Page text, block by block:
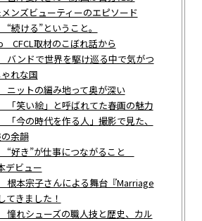
ンズビューティーのエピソード
ける”ということ。
取材のこぼれ話から
ンドで世界を駆け巡る中で気がつ
れな国
ットの編み地って奥が深い
笑い絵」と呼ばれてた春画の魅力
今の時代を作る人」撮影で見た、
余韻
好き”が仕事につながること
デビュー
本宗子さんによる舞台『Marriage
てきました！
れシューズの職人技と歴史、カル